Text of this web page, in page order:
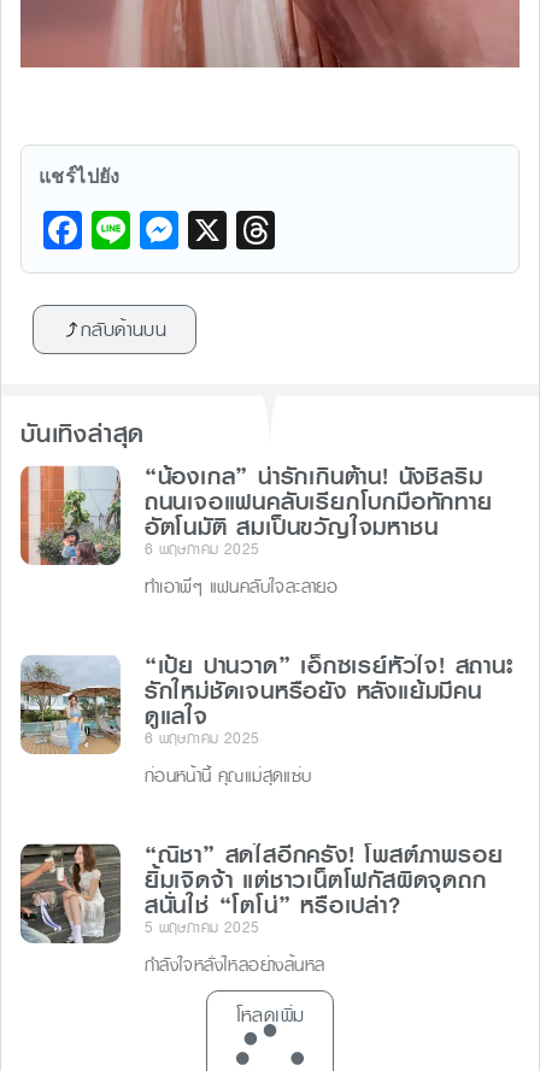
แชร์ไปยัง
F
a
c
e
o
o
k
Li
n
e
M
e
s
s
g
er
X
hr
กลับด้านบน
บันเทิงล่าสุด
“น้องเกล” น่ารักเกินต้าน! นั่งชิลริม
ถนนเจอแฟนคลับเรียกโบกมือทักทาย
อัตโนมัติ สมเป็นขวัญใจมหาชน
6 พฤษภาคม 2025
ทำเอาพี่ๆ แฟนคลับใจละลายอ
“เป้ย ปานวาด” เอ็กซเรย์หัวใจ! สถานะ
รักใหม่ชัดเจนหรือยัง หลังแย้มมีคน
ดูแลใจ
6 พฤษภาคม 2025
ก่อนหน้านี้ คุณแม่สุดแซ่บ
“ณิชา” สดใสอีกครั้ง! โพสต์ภาพรอย
ยิ้มเจิดจ้า แต่ชาวเน็ตโฟกัสผิดจุดถก
สนั่นใช่ “โตโน่” หรือเปล่า?
5 พฤษภาคม 2025
กำลังใจหลั่งไหลอย่างล้นหล
โหลดเพิ่ม